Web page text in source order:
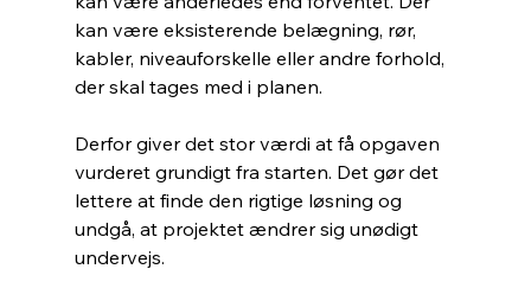
kan være eksisterende belægning, rør,
kabler, niveauforskelle eller andre forhold,
der skal tages med i planen.
Derfor giver det stor værdi at få opgaven
vurderet grundigt fra starten. Det gør det
lettere at finde den rigtige løsning og
undgå, at projektet ændrer sig unødigt
undervejs.